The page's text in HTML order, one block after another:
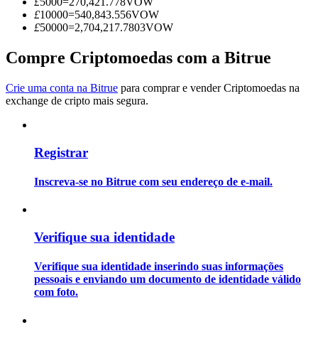
Informação
Guia
£10000=540,843.556VOW
£50000=2,704,217.7803VOW
Compre Criptomoedas com a Bitrue
Crie uma conta na Bitrue para comprar e vender Criptomoedas na
exchange de cripto mais segura.
Registrar
Inscreva-se no Bitrue com seu endereço de e-mail.
Verifique sua identidade
Verifique sua identidade inserindo suas informações
pessoais e enviando um documento de identidade válido
com foto.